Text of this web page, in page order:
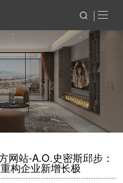
网站-A.O.史密斯邱步：
构企业新增长极